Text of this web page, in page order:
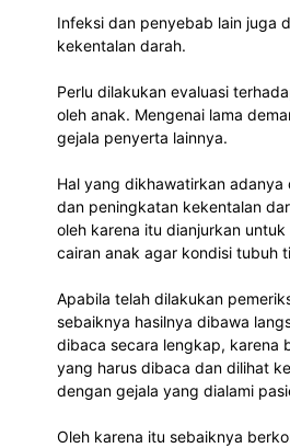
Infeksi dan penyebab lain juga
kekentalan darah.
Perlu dilakukan evaluasi
oleh anak. Mengenai lama
gejala penyerta lainnya.
Hal yang dikhawatirkan adanya
dan peningkatan kekentalan
oleh karena itu dianjurkan
cairan anak agar kondisi tubuh
Apabila telah dilakukan
sebaiknya hasilnya dibawa
dibaca secara lengkap, karena
yang harus dibaca dan dilihat
dengan gejala yang dialami
Oleh karena itu sebaiknya